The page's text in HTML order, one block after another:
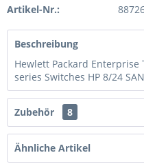
Artikel-Nr.:
Beschreibung
Hewlett Packard Enterprise
series Switches HP 8/24
Zubehör 8
Ähnliche Artikel